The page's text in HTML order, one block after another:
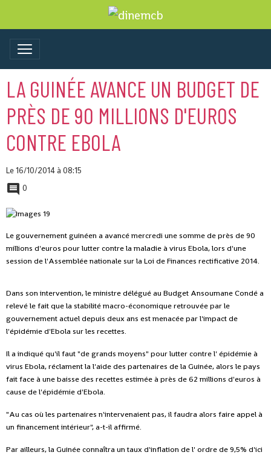
LA GUINÉE AVANCE UN BUDGET DE
PRÈS DE 90 MILLIONS D'EUROS
CONTRE EBOLA
Le 16/10/2014à 08:15
0
Le gouvernement guinéen a avancé mercredi une somme de près de 90
millions d'euros pour lutter contre la maladie à virus Ebola, lors d'une
session de l'Assemblée nationale sur la Loi de Finances rectificative 2014.
Dans son intervention, le ministre délégué au Budget Ansoumane Condé a
relevé le fait que la stabilité macro-économique retrouvée par le
gouvernement actuel depuis deux ans est menacée par l'impact de
l'épidémie d'Ebola sur les recettes.
Il a indiqué qu'il faut "de grands moyens" pour lutter contre l' épidémie à
virus Ebola, réclament la l'aide des partenaires de la Guinée, alors le pays
fait face à une baisse des recettes estimée à près de 62 millions d'euros à
cause de l'épidémie d'Ebola.
"Au cas où les partenaires n'intervenaient pas, il faudra alors faire appel à
un financement intérieur", a-t-il affirmé.
Par ailleurs, la Guinée connaîtra un taux d'inflation de l' ordre de 9,5% d'ici